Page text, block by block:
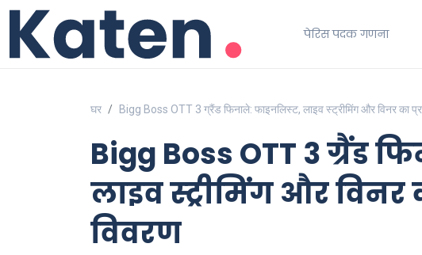
पेरिस पदक गणना
घर Bigg Boss OTT 3 ग्रैंड फिनाले: फाइनलिस्ट, लाइव स्ट्रीमिंग और विनर का
Bigg Boss OTT 3 ग्रैंड
लाइव स्ट्रीमिंग और विनर
विवरण